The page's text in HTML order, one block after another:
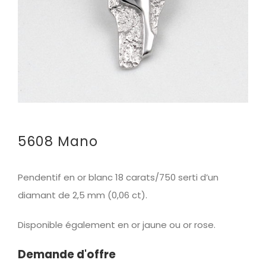
5608 Mano
Pendentif en or blanc18 carats/750 serti d’un
diamant de 2,5 mm (0,06 ct).
Disponible également en or jaune ou or rose.
Demande d'offre